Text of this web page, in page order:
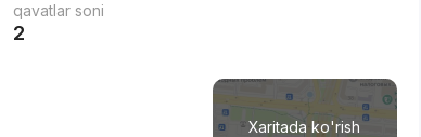
qavatlar soni
2
Xaritada ko'rish